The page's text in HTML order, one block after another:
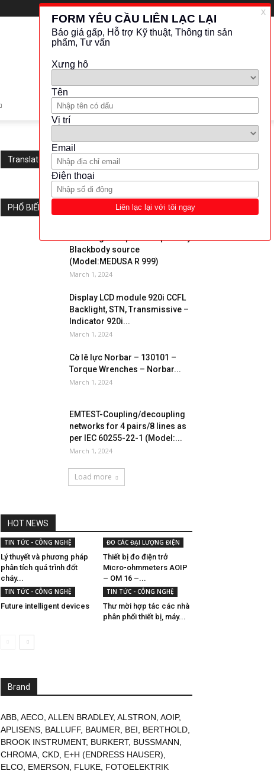
Translate this website
PHỔ BIẾN
Blackbody source
(Model:MEDUSA R 999)
March 1, 2024
Display LCD module 920i CCFL
Backlight, STN, Transmissive –
Indicator 920i...
March 1, 2024
Cờ lê lực Norbar – 130101 –
Torque Wrenches – Norbar...
March 1, 2024
EMTEST-Coupling/decoupling
networks for 4 pairs/8 lines as
per IEC 60255-22-1 (Model:...
March 1, 2024
Load more
HOT NEWS
TIN TỨC - CÔNG NGHỆ
Lý thuyết và phương pháp
phân tích quá trình đốt
cháy...
ĐO CÁC ĐẠI LƯỢNG ĐIỆN
Thiết bị đo điện trở
Micro-ohmmeters AOIP
– OM 16 –...
TIN TỨC - CÔNG NGHỆ
Future intelligent devices
TIN TỨC - CÔNG NGHỆ
Thư mời hợp tác các nhà
phân phối thiết bị, máy...
Brand
ABB AECO ALLEN BRADLEY, ALSTRON AOIP,
APLISENS BALLUFF, BAUMER BEI BERTHOLD
BROOK INSTRUMENT, BURKERT, BUSSMANN
CHROMA CKD E+H (ENDRESS HAUSER)
ELCO EMERSON FLUKE FOTOELEKTRIK